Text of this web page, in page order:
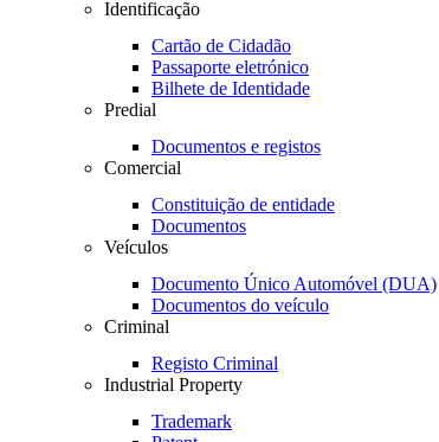
Identificação
Cartão de Cidadão
Passaporte eletrónico
Bilhete de Identidade
Predial
Documentos e registos
Comercial
Constituição de entidade
Documentos
Veículos
Documento Único Automóvel (DUA)
Documentos do veículo
Criminal
Registo Criminal
Industrial Property
Trademark